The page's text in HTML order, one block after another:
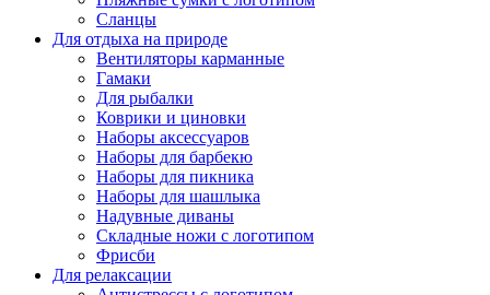
Сланцы
Для отдыха на природе
Вентиляторы карманные
Гамаки
Для рыбалки
Коврики и циновки
Наборы аксессуаров
Наборы для барбекю
Наборы для пикника
Наборы для шашлыка
Надувные диваны
Складные ножи с логотипом
Фрисби
Для релаксации